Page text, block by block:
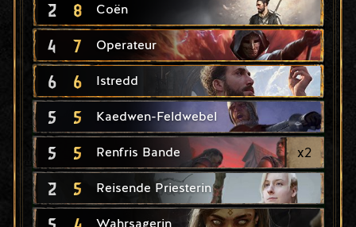
2 8 Coën
4 7 Operateur
6 6 Istredd
5 5 Kaedwen-Feldwebel
5 5 Renfris Bande x2
2 5 Reisende Priesterin
Wahrsagerin